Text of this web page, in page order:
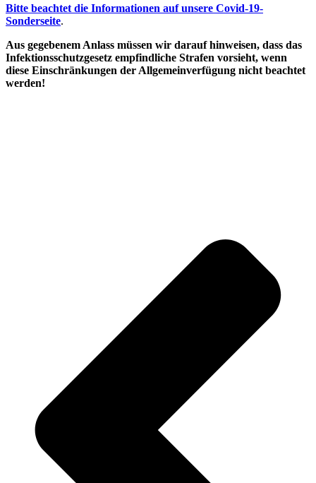
Bitte beachtet die Informationen auf unsere Covid-19-
Sonderseite.
Aus gegebenem Anlass müssen wir darauf hinweisen, dass das
Infektionsschutzgesetz empfindliche Strafen vorsieht, wenn
diese Einschränkungen der Allgemeinverfügung nicht beachtet
werden!